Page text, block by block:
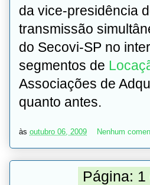
da vice-presidência
transmissão
do Secovi-SP no
segmentos de
Associações de
quanto antes.
às outubro 06, 2009 Nenhum
Página: 1